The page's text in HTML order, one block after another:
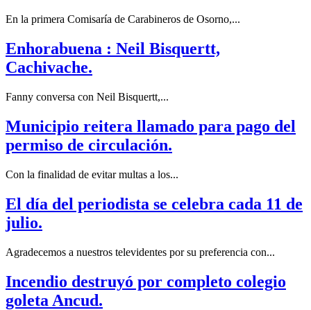
En la primera Comisaría de Carabineros de Osorno,...
Enhorabuena : Neil Bisquertt,
Cachivache.
Fanny conversa con Neil Bisquertt,...
Municipio reitera llamado para pago del
permiso de circulación.
Con la finalidad de evitar multas a los...
El día del periodista se celebra cada 11 de
julio.
Agradecemos a nuestros televidentes por su preferencia con...
Incendio destruyó por completo colegio
goleta Ancud.